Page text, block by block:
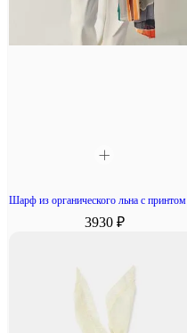
Шарф из органического льна с принтом
3930 ₽